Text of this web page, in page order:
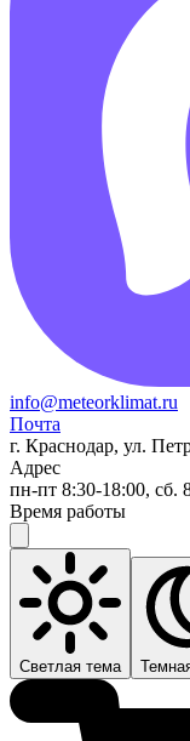
info@meteorklimat.ru
Почта
г. Краснодар, ул.
Адрес
пн-пт 8:30-18:00, сб.
Время работы
Светлая тема